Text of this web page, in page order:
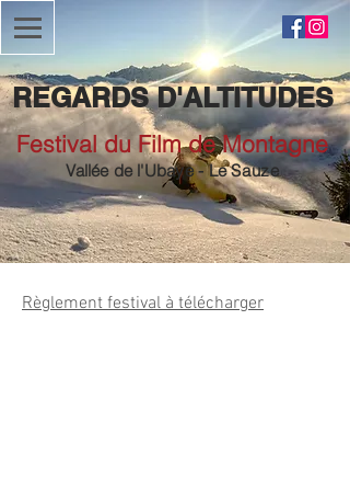
REGARDS D'ALTITUDES
Festival du Film de Montagne
Vallée del'Ubaye- LeSauze
Règlement festival à télécharger